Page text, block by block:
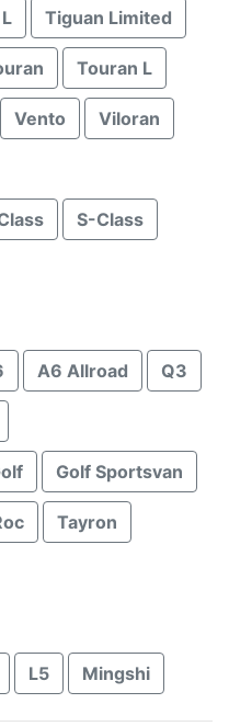
Tiguan Limited
Touran L
Vento Viloran
S-Class
A6 Allroad Q3
Golf Sportsvan
Tayron
L5 Mingshi